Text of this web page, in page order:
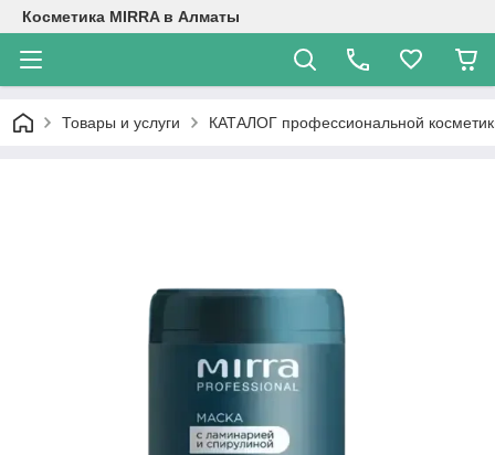
Косметика MIRRA в Алматы
Товары и услуги КАТАЛОГ профессиональной